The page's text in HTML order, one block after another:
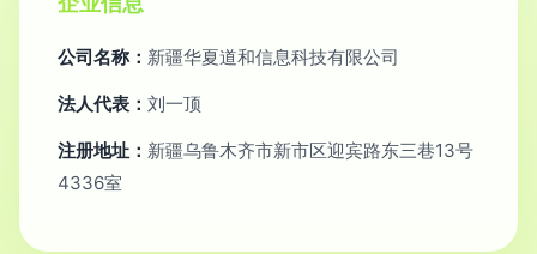
公司名称： 新疆华夏道和信息科技有限公司
法人代表： 刘一顶
注册地址： 新疆乌鲁木齐市新市区迎宾路东三巷13号
4336室